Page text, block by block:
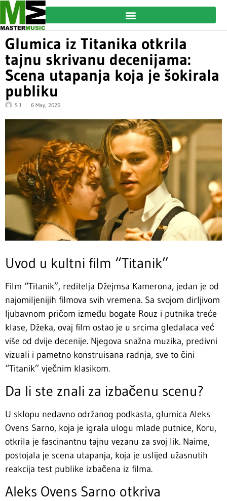
Glumica iz Titanika otkrila
tajnu skrivanu decenijama:
Scena utapanja koja je šokirala
publiku
S J 6 May, 2026
Uvod u kultni film “Titanik”
Film “Titanik”, reditelja Džejmsa Kamerona, jedan je od
najomiljenijih filmova svih vremena. Sa svojom dirljivom
ljubavnom pričom između bogate Rouz i putnika treće
klase, Džeka, ovaj film ostao je u srcima gledalaca već
više od dvije decenije. Njegova snažna muzika, predivni
vizuali i pametno konstruisana radnja, sve to čini
“Titanik” vječnim klasikom.
Da li ste znali za izbačenu scenu?
U sklopu nedavno održanog podkasta, glumica Aleks
Ovens Sarno, koja je igrala ulogu mlade putnice, Koru,
otkrila je fascinantnu tajnu vezanu za svoj lik. Naime,
postojala je scena utapanja, koja je uslijed užasnutih
reakcija test publike izbačena iz filma.
Aleks Ovens Sarno otkriva